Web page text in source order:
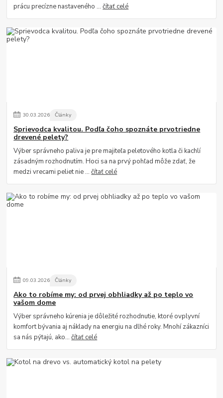
prácu precízne nastaveného ...čítať celé
30.03.2026 Články
Sprievodca kvalitou. Podľa čoho spoznáte prvotriedne
drevené pelety?
Výber správneho paliva je pre majiteľa peletového kotla či kachlí
zásadným rozhodnutím. Hoci sa na prvý pohľad môže zdať, že
medzi vrecami peliet nie ...čítať celé
09.03.2026 Články
Ako to robíme my: od prvej obhliadky až po teplo vo
vašom dome
Výber správneho kúrenia je dôležité rozhodnutie, ktoré ovplyvní
komfort bývania aj náklady na energiu na dlhé roky. Mnohí zákazníci
sa nás pýtajú, ako...čítať celé